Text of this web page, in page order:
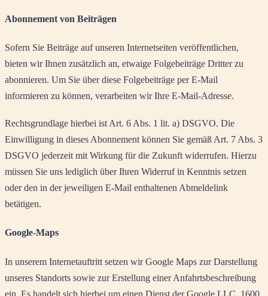
Abonnement von Beiträgen
Sofern Sie Beiträge auf unseren Internetseiten veröffentlichen,
bieten wir Ihnen zusätzlich an, etwaige Folgebeiträge Dritter zu
abonnieren. Um Sie über diese Folgebeiträge per E-Mail
informieren zu können, verarbeiten wir Ihre E-Mail-Adresse.
Rechtsgrundlage hierbei ist Art. 6 Abs. 1 lit. a) DSGVO. Die
Einwilligung in dieses Abonnement können Sie gemäß Art. 7 Abs. 3
DSGVO jederzeit mit Wirkung für die Zukunft widerrufen. Hierzu
müssen Sie uns lediglich über Ihren Widerruf in Kenntnis setzen
oder den in der jeweiligen E-Mail enthaltenen Abmeldelink
betätigen.
Google-Maps
In unserem Internetauftritt setzen wir Google Maps zur Darstellung
unseres Standorts sowie zur Erstellung einer Anfahrtsbeschreibung
ein. Es handelt sich hierbei um einen Dienst der Google LLC, 1600